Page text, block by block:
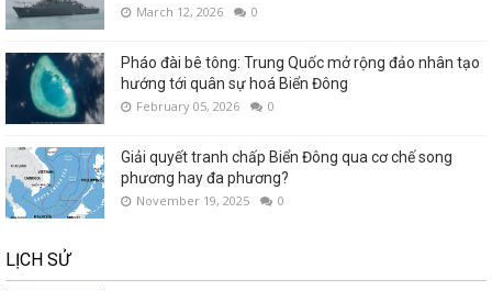
March 12, 2026 0
Pháo đài bê tông: Trung Quốc mở rộng đảo nhân tạo
hướng tới quân sự hoá Biển Đông
February 05, 2026 0
Giải quyết tranh chấp Biển Đông qua cơ chế song
phương hay đa phương?
November 19, 2025 0
LỊCH SỬ